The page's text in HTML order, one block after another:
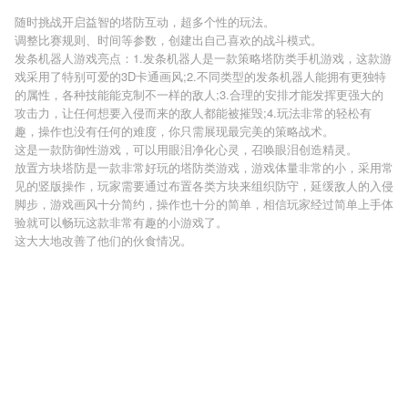
随时挑战开启益智的塔防互动，超多个性的玩法。
调整比赛规则、时间等参数，创建出自己喜欢的战斗模式。
发条机器人游戏亮点：1.发条机器人是一款策略塔防类手机游戏，这款游
戏采用了特别可爱的3D卡通画风;2.不同类型的发条机器人能拥有更独特
的属性，各种技能能克制不一样的敌人;3.合理的安排才能发挥更强大的
攻击力，让任何想要入侵而来的敌人都能被摧毁;4.玩法非常的轻松有
趣，操作也没有任何的难度，你只需展现最完美的策略战术。
这是一款防御性游戏，可以用眼泪净化心灵，召唤眼泪创造精灵。
放置方块塔防是一款非常好玩的塔防类游戏，游戏体量非常的小，采用常
见的竖版操作，玩家需要通过布置各类方块来组织防守，延缓敌人的入侵
脚步，游戏画风十分简约，操作也十分的简单，相信玩家经过简单上手体
验就可以畅玩这款非常有趣的小游戏了。
这大大地改善了他们的伙食情况。